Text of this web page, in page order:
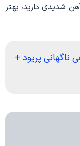
شدیدی دارید، بهتر
ناگهانی پریود +